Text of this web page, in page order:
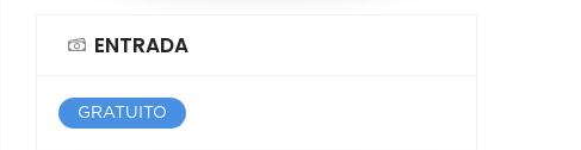
ENTRADA
GRATUITO